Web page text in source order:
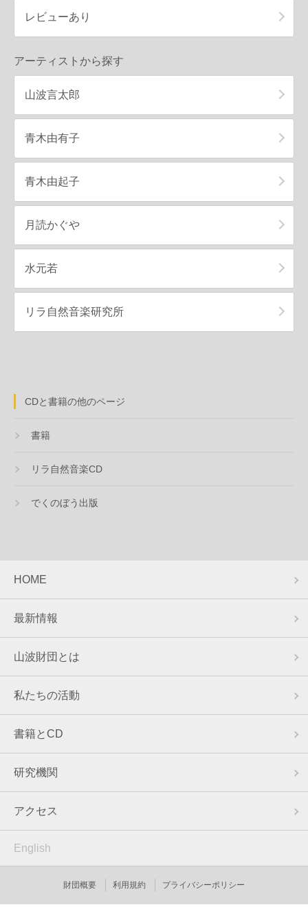
CDと書籍の他のページ
書籍
リラ自然音楽CD
でくのぼう出版
レビューあり
アーティストから探す
山波言太郎
青木由有子
青木由起子
月読かぐや
水元若
リラ自然音楽研究所
HOME
最新情報
山波財団とは
私たちの活動
書籍とCD
研究機関
アクセス
English
財団概要 利用規約 プライバシーポリシー